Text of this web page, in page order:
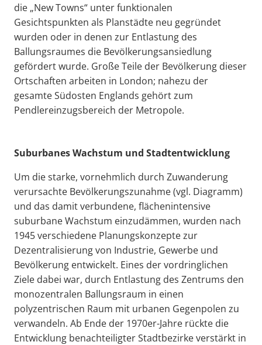
die „New Towns“ unter funktionalen
Gesichtspunkten als Planstädte neu gegründet
wurden oder in denen zur Entlastung des
Ballungsraumes die Bevölkerungsansiedlung
gefördert wurde. Große Teile der Bevölkerung dieser
Ortschaften arbeiten in London; nahezu der
gesamte Südosten Englands gehört zum
Pendlereinzugsbereich der Metropole.
Suburbanes Wachstum und Stadtentwicklung
Um die starke, vornehmlich durch Zuwanderung
verursachte Bevölkerungszunahme (vgl. Diagramm)
und das damit verbundene, flächenintensive
suburbane Wachstum einzudämmen, wurden nach
1945 verschiedene Planungskonzepte zur
Dezentralisierung von Industrie, Gewerbe und
Bevölkerung entwickelt. Eines der vordringlichen
Ziele dabei war, durch Entlastung des Zentrums den
monozentralen Ballungsraum in einen
polyzentrischen Raum mit urbanen Gegenpolen zu
verwandeln. Ab Ende der 1970er-Jahre rückte die
Entwicklung benachteiligter Stadtbezirke verstärkt in